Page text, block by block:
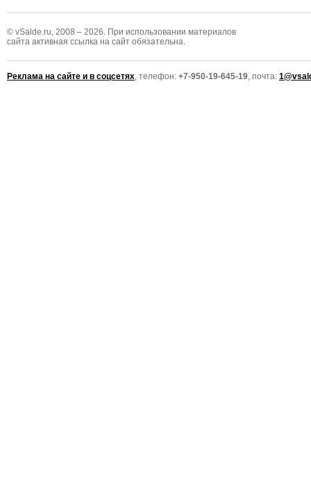
© vSalde.ru, 2008 – 2026. При использовании материалов
сайта активная ссылка на сайт обязательна.
Реклама на сайте и в соцсетях, телефон: +7-950-19-645-19, почта: